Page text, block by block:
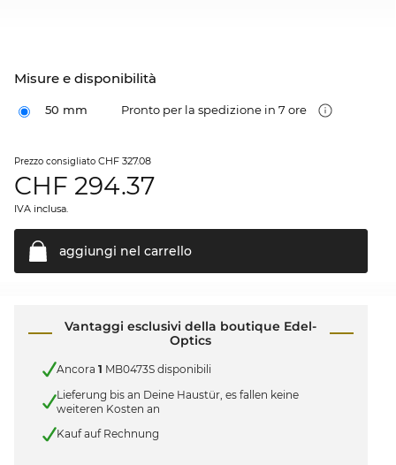
Misure e disponibilità
50 mm Pronto per la spedizione in 7 ore
Prezzo consigliato CHF 327.08
CHF 294.37
IVA inclusa.
aggiungi nel carrello
Vantaggi esclusivi della boutique Edel-
Optics
Ancora 1 MB0473S disponibili
Lieferung bis an Deine Haustür, es fallen keine
weiteren Kosten an
Kauf auf Rechnung